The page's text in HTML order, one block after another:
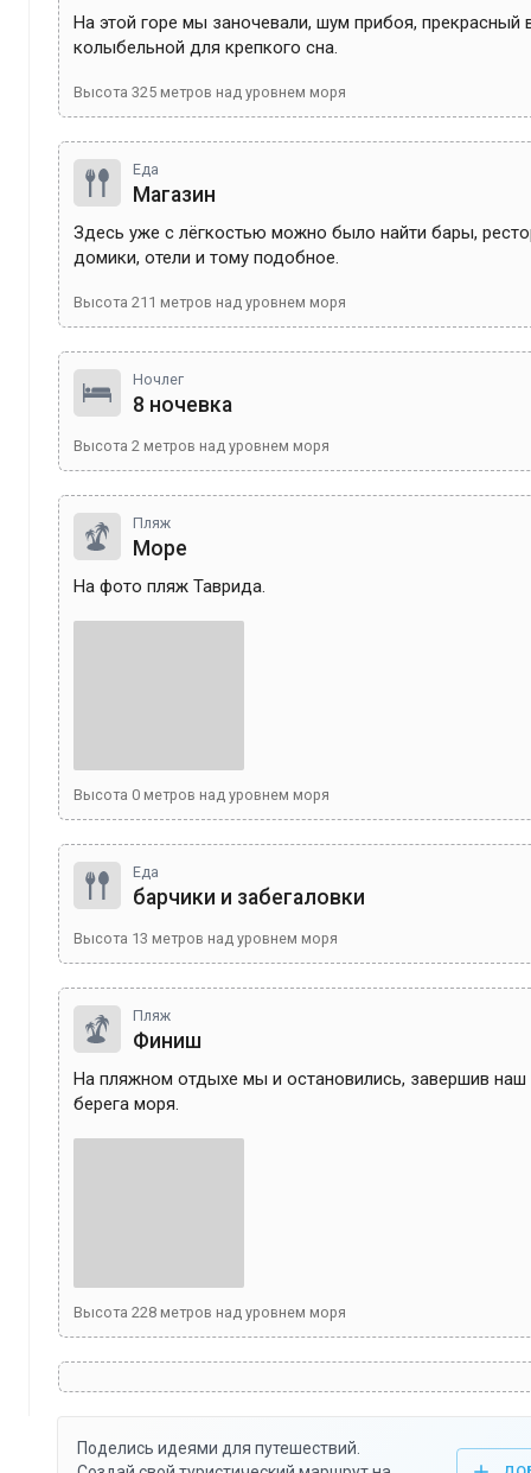
На этой горе мы заночевали, шум прибоя, прекрасный
колыбельной для крепкого сна.
Высота 325 метров над уровнем моря
Еда
Магазин
Здесь уже с лёгкостью можно было найти бары,
домики, отели и тому подобное.
Высота 211 метров над уровнем моря
Ночлег
8 ночевка
Высота 2 метров над уровнем моря
Пляж
Море
На фото пляж Таврида.
Высота 0 метров над уровнем моря
Еда
барчики и забегаловки
Высота 13 метров над уровнем моря
Пляж
Финиш
На пляжном отдыхе мы и остановились, завершив наш
берега моря.
Высота 228 метров над уровнем моря
Поделись идеями для путешествий.